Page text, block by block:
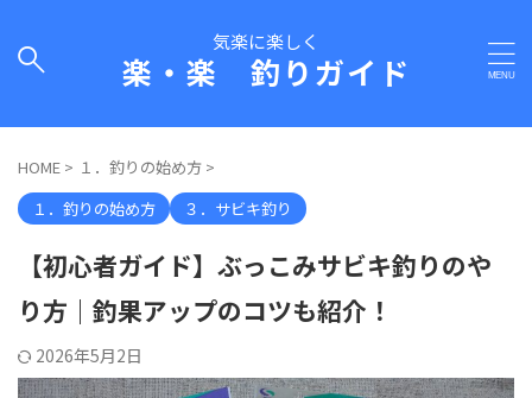
気楽に楽しく
楽・楽 釣りガイド
HOME > １．釣りの始め方 >
１．釣りの始め方
３．サビキ釣り
【初心者ガイド】ぶっこみサビキ釣りのや
り方｜釣果アップのコツも紹介！
2026年5月2日